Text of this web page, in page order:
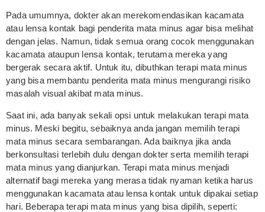
Pada umumnya, dokter akan merekomendasikan kacamata
atau lensa kontak bagi penderita mata minus agar bisa melihat
dengan jelas. Namun, tidak semua orang cocok menggunakan
kacamata ataupun lensa kontak, terutama mereka yang
bergerak secara aktif. Untuk itu, dibuthkan terapi mata minus
yang bisa membantu penderita mata minus mengurangi risiko
masalah visual akibat mata minus.
Saat ini, ada banyak sekali opsi untuk melakukan terapi mata
minus. Meski begitu, sebaiknya anda jangan memilih terapi
mata minus secara sembarangan. Ada baiknya jika anda
berkonsultasi terlebih dulu dengan dokter serta memilih terapi
mata minus yang dianjurkan. Terapi mata minus menjadi
alternatif bagi mereka yang merasa tidak nyaman ketika harus
menggunakan kacamata atau lensa kontak untuk dipakai setiap
hari. Beberapa terapi mata minus yang bisa dipilih, seperti: